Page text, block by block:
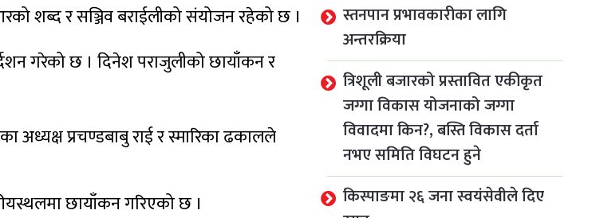
शब्द र सञ्जिव बराईलीको संयोजन रहेको छ ।
गरेको छ । दिनेश पराजुलीको छायाँकन र
प्रचण्डबाबु राई र स्मारिका ढकालले
छायाँकन गरिएको छ ।
स्तनपान प्रभावकारीका लागि
अन्तरक्रिया
त्रिशूली बजारको प्रस्तावित एकीकृत
जग्गा विकास योजनाको जग्गा
विवादमा किन?, बस्ति विकास दर्ता
नभए समिति विघटन हुने
किस्पाङमा २६ जना स्वयंसेवीले दिए